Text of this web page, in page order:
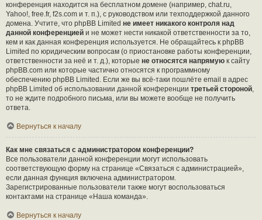
конференция находится на бесплатном домене (например, chat.ru,
Yahoo!, free.fr, f2s.com и т. п.), с руководством или техподдержкой данного
домена. Учтите, что phpBB Limited не имеет никакого контроля над
данной конференцией и не может нести никакой ответственности за то,
кем и как данная конференция используется. Не обращайтесь к phpBB
Limited по юридическим вопросам (о приостановке работы конференции,
ответственности за неё и т. д.), которые не относятся напрямую к сайту
phpBB.com или которые частично относятся к программному
обеспечению phpBB Limited. Если же вы всё-таки пошлёте email в адрес
phpBB Limited об использовании данной конференции третьей стороной,
то не ждите подробного письма, или вы можете вообще не получить
ответа.
Вернуться к началу
Как мне связаться с администратором конференции?
Все пользователи данной конференции могут использовать
соответствующую форму на странице «Связаться с администрацией»,
если данная функция включена администратором.
Зарегистрированные пользователи также могут воспользоваться
контактами на странице «Наша команда».
Вернуться к началу